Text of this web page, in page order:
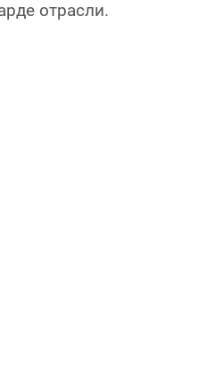
отрасли.